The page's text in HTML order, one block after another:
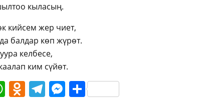
кыласың.
кийсем жер чиет,
балдар көп жүрөт.
келбесе,
ким сүйөт.
WhatsApp
Odnoklassniki
Telegram
Messenger
Share